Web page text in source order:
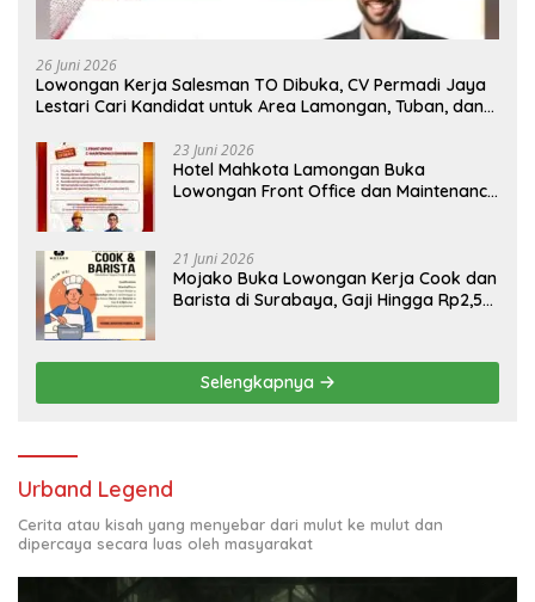
26 Juni 2026
Lowongan Kerja Salesman TO Dibuka, CV Permadi Jaya
Lestari Cari Kandidat untuk Area Lamongan, Tuban, dan
23 Juni 2026
Hotel Mahkota Lamongan Buka
Lowongan Front Office dan Maintenance
21 Juni 2026
Mojako Buka Lowongan Kerja Cook dan
Barista di Surabaya, Gaji Hingga Rp2,5
Selengkapnya
Urband Legend
Cerita atau kisah yang menyebar dari mulut ke mulut dan
dipercaya secara luas oleh masyarakat